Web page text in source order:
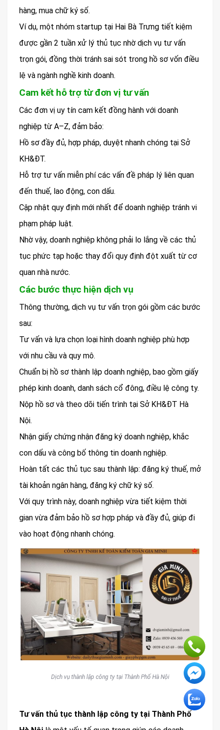
hàng, mua chữ ký số.
Ví dụ, một nhóm startup tại Hai Bà Trưng tiết kiệm
được gần 2 tuần xử lý thủ tục nhờ dịch vụ tư vấn
trọn gói, đồng thời tránh sai sót trong hồ sơ vốn điều
lệ và ngành nghề kinh doanh.
Cam kết hỗ trợ từ đơn vị tư vấn
Các đơn vị uy tín cam kết đồng hành với doanh
nghiệp từ A–Z, đảm bảo:
Hồ sơ đầy đủ, hợp pháp, duyệt nhanh chóng tại Sở
KH&ĐT.
Hỗ trợ tư vấn miễn phí các vấn đề pháp lý liên quan
đến thuế, lao động, con dấu.
Cập nhật quy định mới nhất để doanh nghiệp tránh vi
phạm pháp luật.
Nhờ vậy, doanh nghiệp không phải lo lắng về các thủ
tục phức tạp hoặc thay đổi quy định đột xuất từ cơ
quan nhà nước.
Các bước thực hiện dịch vụ
Thông thường, dịch vụ tư vấn trọn gói gồm các bước
sau:
Tư vấn và lựa chọn loại hình doanh nghiệp phù hợp
với nhu cầu và quy mô.
Chuẩn bị hồ sơ thành lập doanh nghiệp, bao gồm giấy
phép kinh doanh, danh sách cổ đông, điều lệ công ty.
Nộp hồ sơ và theo dõi tiến trình tại Sở KH&ĐT Hà
Nội.
Nhận giấy chứng nhận đăng ký doanh nghiệp, khắc
con dấu và công bố thông tin doanh nghiệp.
Hoàn tất các thủ tục sau thành lập: đăng ký thuế, mở
tài khoản ngân hàng, đăng ký chữ ký số.
Với quy trình này, doanh nghiệp vừa tiết kiệm thời
gian vừa đảm bảo hồ sơ hợp pháp và đầy đủ, giúp đi
vào hoạt động nhanh chóng.
Dịch vụ thành lập công ty tại Thành Phố Hà Nội
Tư vấn thủ tục thành lập công ty tại Thành Phố